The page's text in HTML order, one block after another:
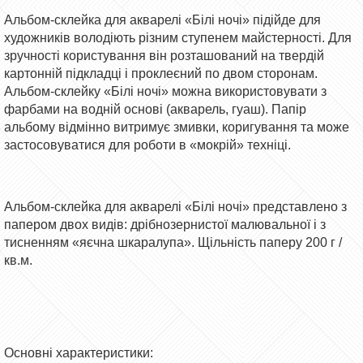
Альбом-склейка для акварелі «Білі ночі» підійде для
художників володіють різним ступенем майстерності. Для
зручності користування він розташований на твердій
картонній підкладці і проклеєний по двом сторонам.
Альбом-склейку «Білі ночі» можна використовувати з
фарбами на водній основі (акварель, гуаш). Папір
альбому відмінно витримує змивки, коригування та може
застосовуватися для роботи в «мокрій» техніці.
Альбом-склейка для акварелі «Білі ночі» представлено з
папером двох видів: дрібнозернистої малювальної і з
тисненням «яєчна шкаралупа». Щільність паперу 200 г /
кв.м.
Основні характеристики: